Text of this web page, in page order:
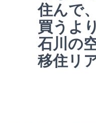
住んで
買うよ
石川の
移住リ